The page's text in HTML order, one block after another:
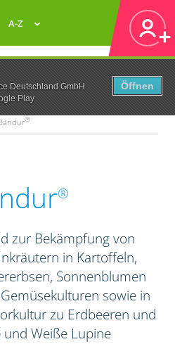
Deutschland GmbH
Play
Öffnen
A-Z
®
®
zur Bekämpfung von
in Kartoffeln,
Sonnenblumen
sowie in
zu Erdbeeren und
Weiße Lupine